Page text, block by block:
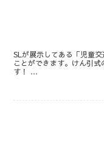
SLが展示してある「児童
ことができます。けん引
す！ …